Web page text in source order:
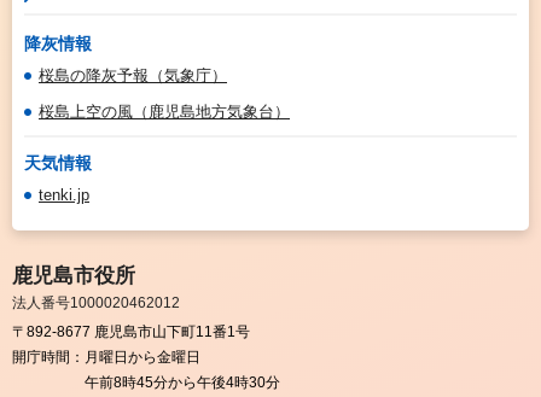
降灰情報
桜島の降灰予報（気象庁）
桜島上空の風（鹿児島地方気象台）
天気情報
tenki.jp
鹿児島市役所
法人番号1000020462012
〒892-8677 鹿児島市山下町11番1号
開庁時間： 月曜日から金曜日
午前8時45分から午後4時30分